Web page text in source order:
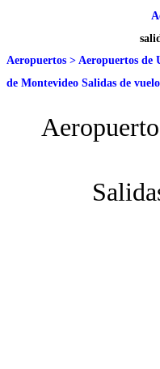
Aeropuertos > Aeropuertos de
de Montevideo Salidas de